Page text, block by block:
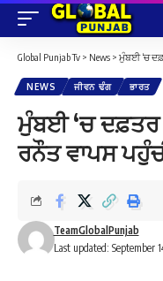
Global Punjab Tv > News > ਮੁੰਬਈ ‘ਚ
NEWS ਜੀਵਨ ਢੰਗ ਭਾਰਤ
ਮੁੰਬਈ ‘ਚ ਦਫ਼ਤਰ
ਰਨੌਤ ਵਾਪਸ
Last updated: September
TeamGlobalPunjab